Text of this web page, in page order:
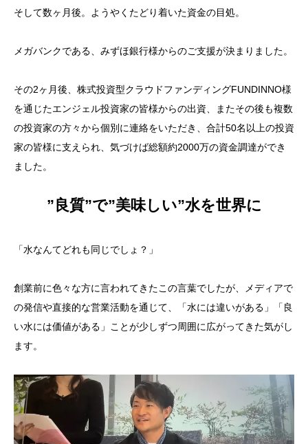
そして数ヶ月後。ようやくたどり着いた資金の目処。
メガバンクである、みずほ銀行様からのご支援が決まりました。
その2ヶ月後、株式投資型クラウドファンディングFUNDINNO様
を通じたエンジェル投資家の皆様からの出資、またその後も複数
の投資家の方々から個別に連絡をいただき、合計50名以上の投資
家の皆様に支えられ、気づけば総額約2000万の資金調達ができ
ました。
”良質”で”美味しい”水を世界に
「水なんてどれも同じでしょ？」
創業前に色々な方に言われてきたこの言葉でしたが、メディアで
の発信や直接的な営業活動を通じて、「水には違いがある」「良
い水には価値がある」ことが少しずつ周囲に広がってきた気がし
ます。